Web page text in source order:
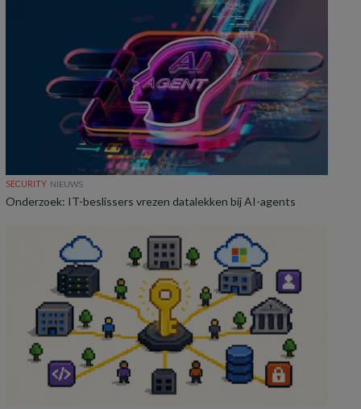
SECURITY NIEUWS
Onderzoek: IT-beslissers vrezen datalekken bij AI-agents